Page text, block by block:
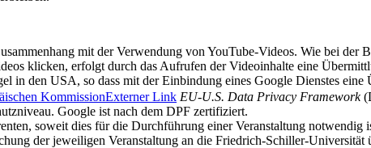
mit der Verwendung von YouTube-Videos. Wie bei der
klicken, erfolgt durch das Aufrufen der Videoinhalte eine
in den USA, so dass mit der Einbindung eines Google Dienstes
KommissionExterner Link EU-U.S. Data Privacy Framework
Google ist nach dem DPF zertifiziert.
soweit dies für die Durchführung einer Veranstaltung
der jeweiligen Veranstaltung an die Friedrich-Schiller-Universität